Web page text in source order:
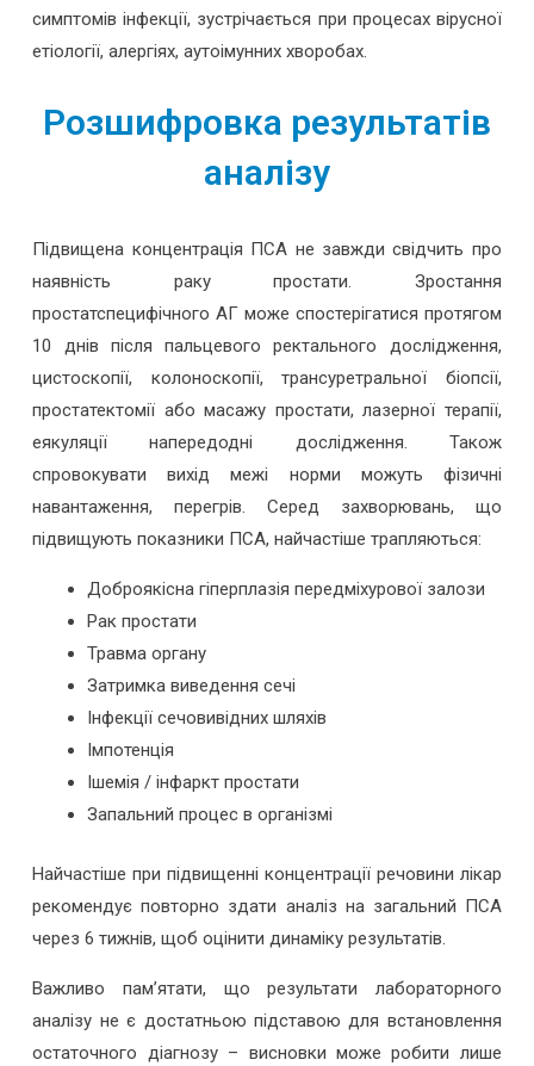
симптомів інфекції, зустрічається при процесах вірусної
етіології, алергіях, аутоімунних хворобах.
Розшифровка результатів
аналізу
Підвищена концентрація ПСА не завжди свідчить про
наявність раку простати. Зростання
простатспецифічного АГ може спостерігатися протягом
10 днів після пальцевого ректального дослідження,
цистоскопії, колоноскопії, трансуретральної біопсії,
простатектомії або масажу простати, лазерної терапії,
еякуляції напередодні дослідження. Також
спровокувати вихід межі норми можуть фізичні
навантаження, перегрів. Серед захворювань, що
підвищують показники ПСА, найчастіше трапляються:
Доброякісна гіперплазія передміхурової залози
Рак простати
Травма органу
Затримка виведення сечі
Інфекції сечовивідних шляхів
Імпотенція
Ішемія / інфаркт простати
Запальний процес в організмі
Найчастіше при підвищенні концентрації речовини лікар
рекомендує повторно здати аналіз на загальний ПСА
через 6 тижнів, щоб оцінити динаміку результатів.
Важливо пам’ятати, що результати лабораторного
аналізу не є достатньою підставою для встановлення
остаточного діагнозу – висновки може робити лише